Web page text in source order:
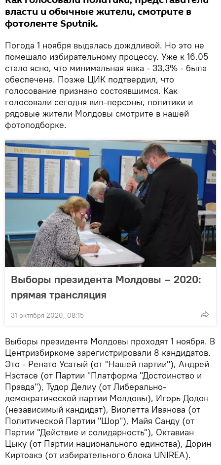
власти и обычные жители, смотрите в
фотоленте Sputnik.
Погода 1 ноября выдалась дождливой. Но это не
помешало избирательному процессу. Уже к 16.05
стало ясно, что минимальная явка - 33,3% - была
обеспечена. Позже ЦИК подтвердил, что
голосование признано состоявшимся. Как
голосовали сегодня вип-персоны, политики и
рядовые жители Молдовы смотрите в нашей
фотоподборке.
Выборы президента Молдовы – 2020:
прямая трансляция
31 октября 2020, 08:15
Выборы президента Молдовы проходят 1 ноября. В
Центризбиркоме зарегистрировали 8 кандидатов.
Это - Ренато Усатый (от "Нашей партии"), Андрей
Нэстасе (от Партии "Платформа "Достоинство и
Правда"), Тудор Делиу (от Либерально-
демократической партии Молдовы), Игорь Додон
(независимый кандидат), Виолетта Иванова (от
Политической Партии "Шор"), Майя Санду (от
Партии "Действие и солидарность"), Октавиан
Цыку (от Партии национального единства), Дорин
Киртоакэ (от избирательного блока UNIREA).